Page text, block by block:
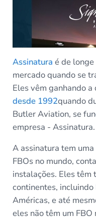
Assinatura é de
mercado quando se
Eles vêm ganhando
desde 1992quando
Butler Aviation, se
empresa - Assinatura.
A assinatura tem
FBOs no mundo,
instalações. Eles têm
continentes,
Américas, e até
eles não têm um FBO